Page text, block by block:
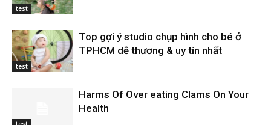
test
test
Top gợi ý studio chụp hình cho bé ở
TPHCM dễ thương & uy tín nhất
Harms Of Over eating Clams On Your
Health